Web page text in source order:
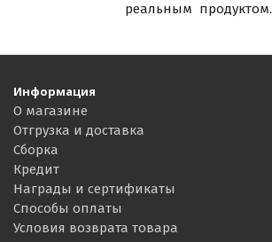
реальным продуктом.
Информация
О магазине
Отгрузка и доставка
Сборка
Кредит
Награды и сертификаты
Способы оплаты
Условия возврата товара